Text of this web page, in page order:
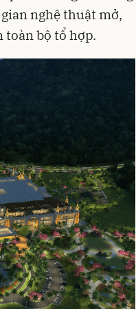
nghệ thuật mở,
toàn bộ tổ hợp.